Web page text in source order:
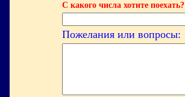
С какого числа хотите поехать?
Пожелания или вопросы: